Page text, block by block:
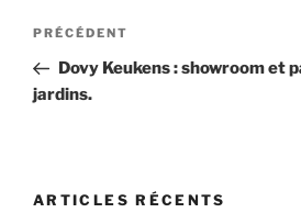
Navigation
l’article
Article
précédent
PRÉCÉDENT
Dovy Keukens : showroom et
jardins.
ARTICLES RÉCENTS